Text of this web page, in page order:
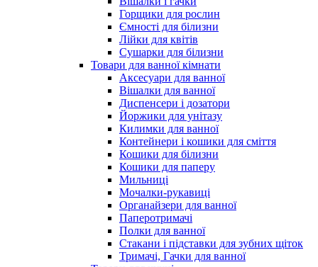
Горщики для рослин
Ємності для білизни
Лійки для квітів
Сушарки для білизни
Товари для ванної кімнати
Аксесуари для ванної
Вішалки для ванної
Диспенсери і дозатори
Йоржики для унітазу
Килимки для ванної
Контейнери і кошики для сміття
Кошики для білизни
Кошики для паперу
Мильниці
Мочалки-рукавиці
Органайзери для ванної
Паперотримачі
Полки для ванної
Стакани і підставки для зубних щіток
Тримачі, Гачки для ванної